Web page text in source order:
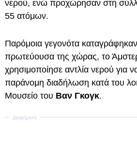
νερού, ενώ προχώρησαν στη
55 ατόμων.
Παρόμοια γεγονότα
πρωτεύουσα της χώρας, το
χρησιμοποίησε αντλία νερού για
παράνομη διαδήλωση κατά του
Μουσείο του Βαν Γκογκ.